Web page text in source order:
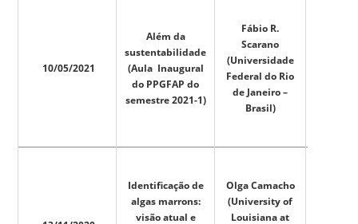
10/05/2021
Além da
sustentabilidade
(Aula Inaugural
do PPGFAP do
semestre 2021-1)
Fábio R.
Scarano
(Universidade
Federal do Rio
de Janeiro –
Brasil)
Identificação de
algas marrons:
visão atual e
Olga Camacho
(University of
Louisiana at